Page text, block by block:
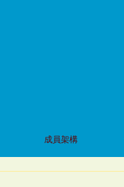
成員架構